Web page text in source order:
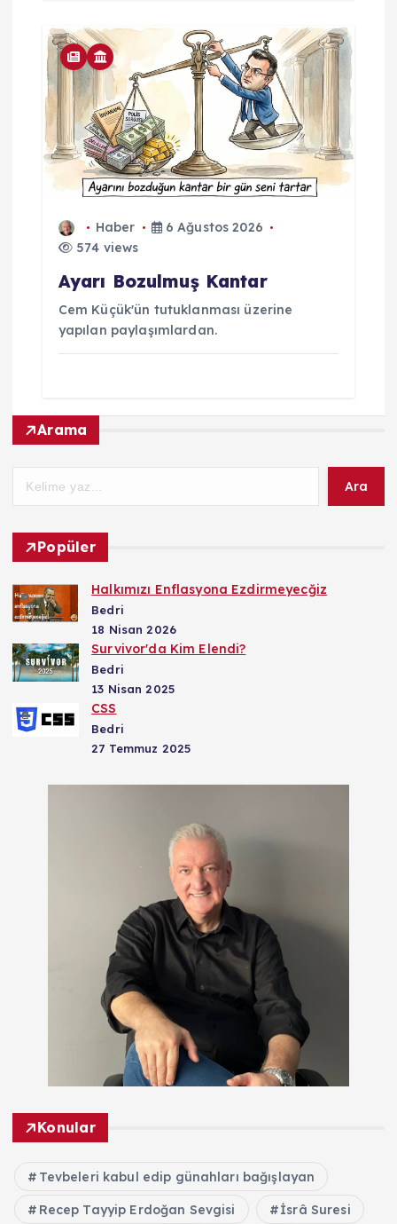
Haber
6 Ağustos 2026
574 views
Ayarı Bozulmuş Kantar
Cem Küçük'ün tutuklanması üzerine
yapılan paylaşımlardan.
Arama
Ara
Popüler
Halkımızı Enflasyona Ezdirmeyecğiz
Bedri
18 Nisan 2026
Survivor'da Kim Elendi?
Bedri
13 Nisan 2025
CSS
Bedri
27 Temmuz 2025
Konular
Tevbeleri kabul edip günahları bağışlayan
Recep Tayyip Erdoğan Sevgisi İsrâ Suresi